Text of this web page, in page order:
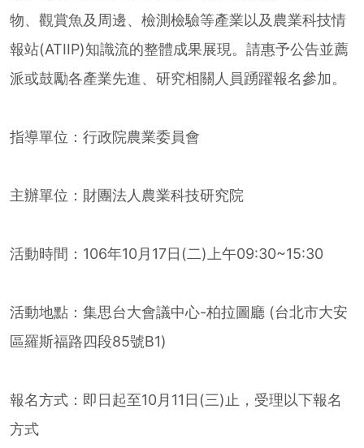
物、觀賞魚及周邊、檢測檢驗等產業以及農業科技情
報站(ATIIP)知識流的整體成果展現。請惠予公告並薦
派或鼓勵各產業先進、研究相關人員踴躍報名參加。
指導單位：行政院農業委員會
主辦單位：財團法人農業科技研究院
活動時間：106年10月17日(二)上午09:30~15:30
活動地點：集思台大會議中心-柏拉圖廳 (台北市大安
區羅斯福路四段85號B1)
報名方式：即日起至10月11日(三)止，受理以下報名
方式